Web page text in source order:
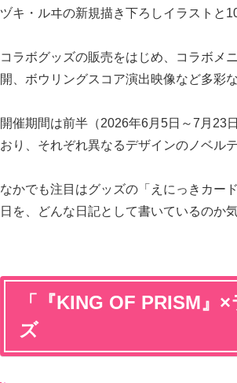
ヅキ・ルヰの新規描き下ろしイラストと
コラボグッズの販売をはじめ、コラボメ
開、ボウリングスコア演出映像など多彩
開催期間は前半（2026年6月5日～7月23
おり、それぞれ異なるデザインのノベル
なかでも注目はグッズの「えにっきカー
日を、どんな日記として書いているのか
「『KING OF PRISM』
ズ